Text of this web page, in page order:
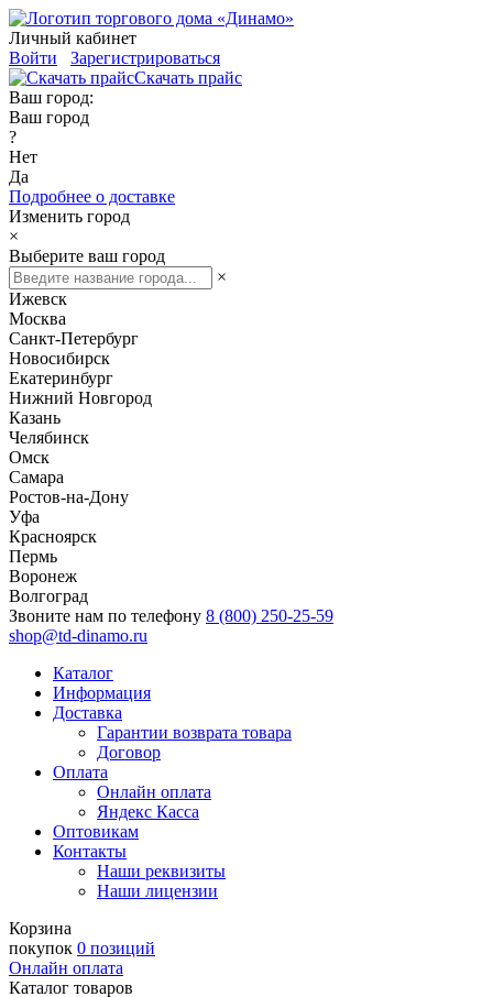
Личный кабинет
Войти
Зарегистрироваться
Скачать прайс
Ваш город:
Ваш город
?
Нет
Да
Подробнее о доставке
Изменить город
×
Выберите ваш город
×
Ижевск
Москва
Санкт-Петербург
Новосибирск
Екатеринбург
Нижний Новгород
Казань
Челябинск
Омск
Самара
Ростов-на-Дону
Уфа
Красноярск
Пермь
Воронеж
Волгоград
Звоните нам по телефону 8 (800) 250-25-59
shop@td-dinamo.ru
Каталог
Информация
Доставка
Гарантии возврата товара
Договор
Оплата
Онлайн оплата
Яндекс Касса
Оптовикам
Контакты
Наши реквизиты
Наши лицензии
Корзина
покупок 0 позиций
Онлайн оплата
Каталог товаров